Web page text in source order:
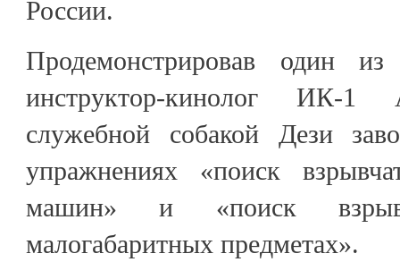
России.
Продемонстрировав один из
инструктор-кинолог ИК-
служебной собакой Дези
упражнениях «поиск
машин» и «поиск
малогабаритных предметах».